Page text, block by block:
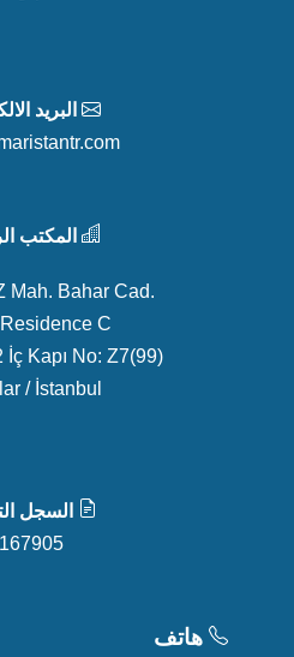
البريد
المكتب
Mah. Bahar Cad.
C
İç Kapı No: Z7(99)
/ İstanbul
السجل
هاتف